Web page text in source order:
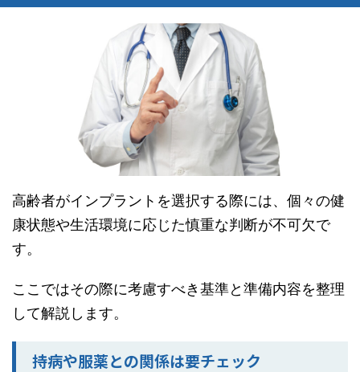
高齢者がインプラントを選択する際には、個々の健
康状態や生活環境に応じた慎重な判断が不可欠で
す。
ここではその際に考慮すべき基準と準備内容を整理
して解説します。
持病や服薬との関係は要チェック